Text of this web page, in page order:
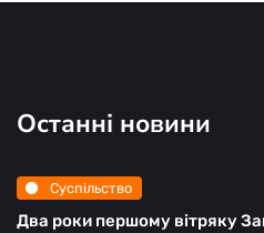
Останні новини
Суспільство
Два роки першому вітряку